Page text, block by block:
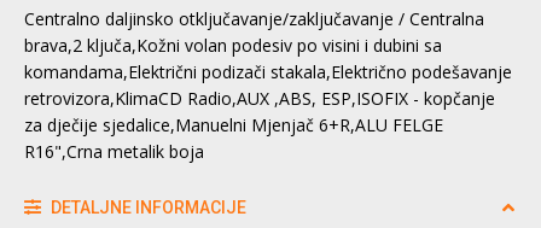
Centralno daljinsko otključavanje/zaključavanje / Centralna
brava,2 ključa,Kožni volan podesiv po visini i dubini sa
komandama,Električni podizači stakala,Električno podešavanje
retrovizora,KlimaCD Radio,AUX ,ABS, ESP,ISOFIX - kopčanje
za dječije sjedalice,Manuelni Mjenjač 6+R,ALU FELGE
R16",Crna metalik boja
DETALJNE INFORMACIJE